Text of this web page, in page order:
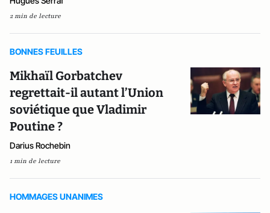
2 min de lecture
BONNES FEUILLES
Mikhaïl Gorbatchev
regrettait-il autant l’Union
soviétique que Vladimir
Poutine ?
Darius Rochebin
1 min de lecture
HOMMAGES UNANIMES